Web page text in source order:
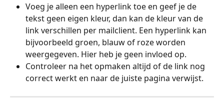
Voeg je alleen een hyperlink toe en geef je de
tekst geen eigen kleur, dan kan de kleur van de
link verschillen per mailclient. Een hyperlink kan
bijvoorbeeld groen, blauw of roze worden
weergegeven. Hier heb je geen invloed op.
Controleer na het opmaken altijd of de link nog
correct werkt en naar de juiste pagina verwijst.